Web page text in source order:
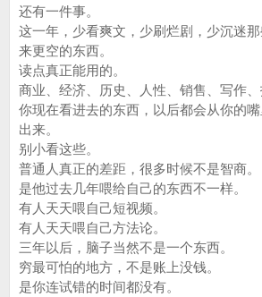
还有一件事。
这一年，少看爽文，少刷烂剧，少沉迷
来更空的东西。
读点真正能用的。
商业、经济、历史、人性、销售、写作、
你现在看进去的东西，以后都会从你的
出来。
别小看这些。
普通人真正的差距，很多时候不是智商。
是他过去几年喂给自己的东西不一样。
有人天天喂自己短视频。
有人天天喂自己方法论。
三年以后，脑子当然不是一个东西。
穷最可怕的地方，不是账上没钱。
是你连试错的时间都没有。